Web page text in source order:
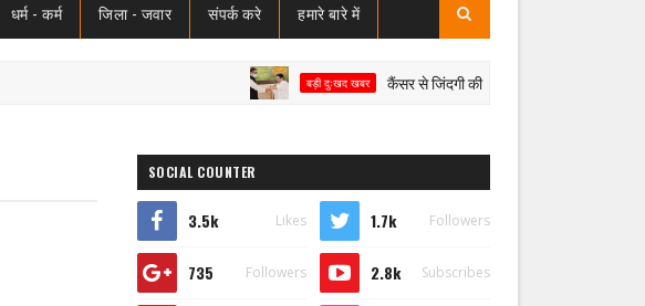
धर्म - कर्म जिला - जवार संपर्क करे हमारे बारे में
बड़ी दुःखद खबर कैंसर से जिंदगी की जंग हार गए बसपा विधायक उमाशंकर
SOCIAL COUNTER
3.5k Likes 1.7k Followers
735 Followers 2.8k Subscribes